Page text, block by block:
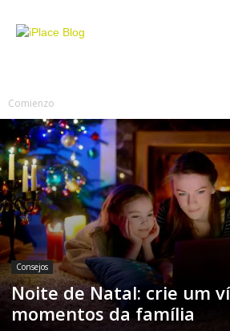
Comienzo
Consejos
Noite de Natal: crie um
momentos da família